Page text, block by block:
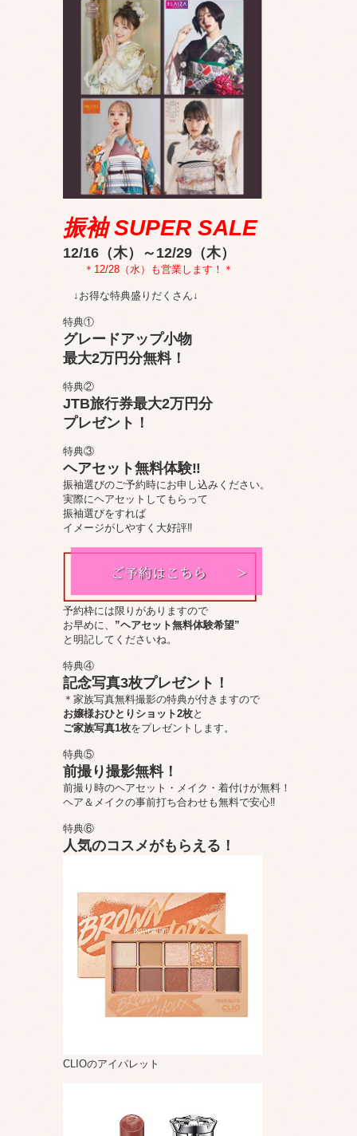
振袖 SUPER SALE
12/16（木）～12/29（木）
＊12/28（水）も営業します！＊
↓お得な特典盛りだくさん↓
特典①
グレードアップ小物
最大2万円分無料！
特典②
JTB旅行券最大2万円分
プレゼント！
特典③
ヘアセット無料体験‼
振袖選びのご予約時にお申し込みください。
実際にヘアセットしてもらって
振袖選びをすれば
イメージがしやすく大好評‼
予約枠には限りがありますので
お早めに、 ”ヘアセット無料体験希望”
と明記してくださいね。
特典④
記念写真3枚プレゼント！
＊家族写真無料撮影の特典が付きますので
お嬢様おひとりショット2枚と
ご家族写真1枚をプレゼントします。
特典⑤
前撮り撮影無料！
前撮り時のヘアセット・メイク・着付けが無料！
ヘア＆メイクの事前打ち合わせも無料で安心‼
特典⑥
人気のコスメがもらえる！
CLIOのアイパレット